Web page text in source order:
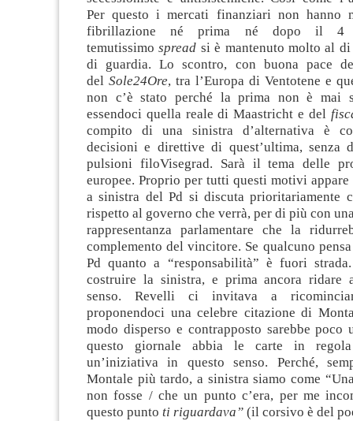
Per questo i mercati finanziari non hanno
fibrillazione né prima né dopo il
temutissimospread si è mantenuto molto al
di guardia. Lo scontro, con buona pace
del Sole24Ore, tra l’Europa di Ventotene e
non c’è stato perché la prima non è mai
essendoci quella reale di Maastricht e del
compito di una sinistra d’alternativa è
decisioni e direttive di quest’ultima, senza
pulsioni filoVisegrad. Sarà il tema delle
europee. Proprio per tutti questi motivi appare
a sinistra del Pd si discuta prioritariamente
rispetto al governo che verrà, per di più con
rappresentanza parlamentare che la
complemento del vincitore. Se qualcuno
Pd quanto a “responsabilità” è fuori
costruire la sinistra, e prima ancora ridare
senso. Revelli ci invitava a
proponendoci una celebre citazione di
modo disperso e contrapposto sarebbe poco
questo giornale abbia le carte in
un’iniziativa in questo senso. Perché,
Montale più tardo, a sinistra siamo come
non fosse / che un punto c’era, per me
questo punto ti riguardava” (il corsivo è del